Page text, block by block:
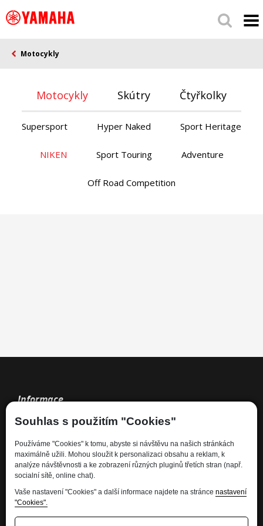
Souhlas s použitím "Cookies"
Používáme "Cookies" k tomu, abyste si návštěvu na našich stránkách
maximálně užili. Mohou sloužit k personalizaci obsahu a reklam, k
analýze návštěvnosti a ke zobrazení různých pluginů třetích stran (např.
socialní sítě, online chat).
Vaše nastavení "Cookies" a další informace najdete na stránce nastavení
"Cookies".
Motocykly
Motocykly Skútry Čtyřkolky
Supersport Hyper Naked Sport Heritage
NIKEN Sport Touring Adventure
Off Road Competition
Informace
Financování
Kariéra
Informace pro spotřebitele
Ochrana osobních údajů - GDPR